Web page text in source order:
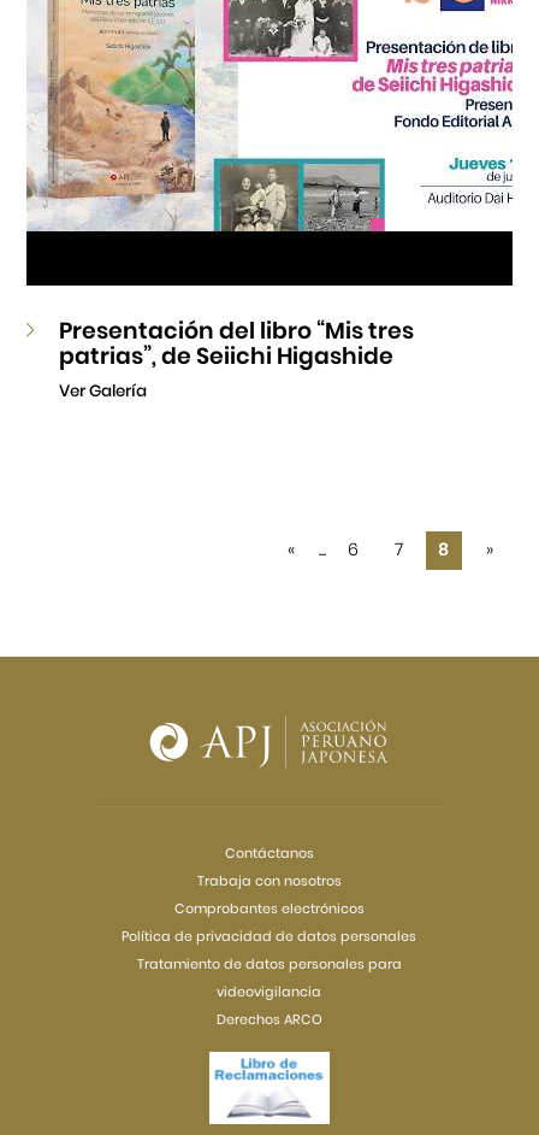
Presentación del libro “Mis tres
patrias”, de Seiichi Higashide
Ver Galería
« ... 6 7 8 »
Contáctanos
Trabaja con nosotros
Comprobantes electrónicos
Política de privacidad de datos personales
Tratamiento de datos personales para
videovigilancia
Derechos ARCO